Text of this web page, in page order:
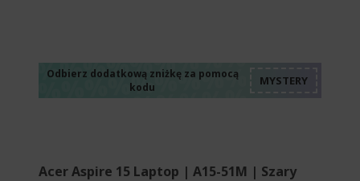
Odbierz dodatkową zniżkę za pomocą
kodu
Acer Aspire 15 Laptop | A15-51M | Szary